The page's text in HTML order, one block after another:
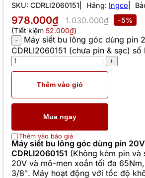
SKU: CDRLI2060151 Hãng: Ingco
978.000₫ 1.030.000₫
-5%
(Tiết kiệm 52.000₫)
Máy siết bu lông góc dùng pin
CDRLI2060151 (chưa pin & sạc) số
Thêm vào giỏ
Mua ngay
Thêm vào báo giá
Máy siết bu lông góc dùng pin
CDRLI2060151 (Không kèm pin và
20V và mô-men xoắn tối đa
3/8″. Máy hoạt động với tốc độ